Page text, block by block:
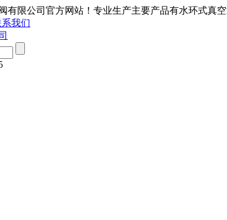
有限公司官方网站！专业生产主要产品有水环式真
我们